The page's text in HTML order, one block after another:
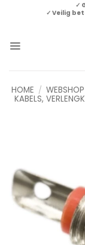
✓
✓ Veilig
HOME / WEBSHOP
KABELS,